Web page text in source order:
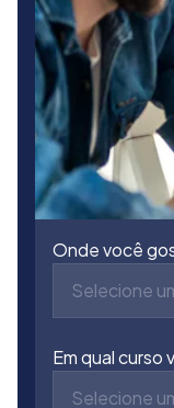
Onde você
Selecione
Em qual curso
Selecione